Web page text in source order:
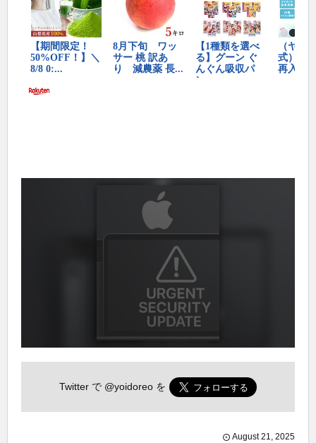
Twitter で @yoidoreo を
August 21, 2025